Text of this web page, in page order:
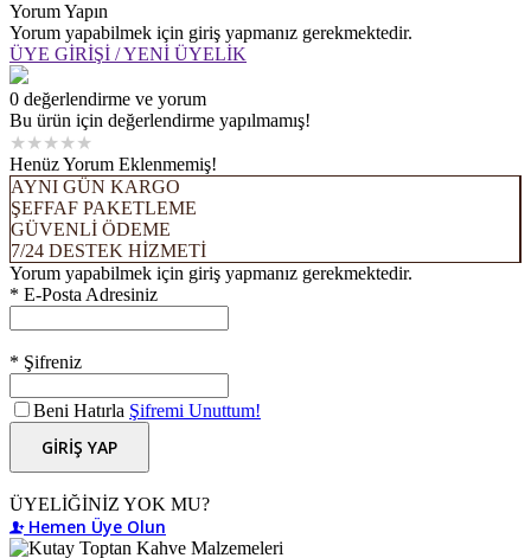
Yorum Yapın
Yorum yapabilmek için giriş yapmanız gerekmektedir.
ÜYE GİRİŞİ / YENİ ÜYELİK
0 değerlendirme ve yorum
Bu ürün için değerlendirme yapılmamış!
★★★★★
Henüz Yorum Eklenmemiş!
AYNI GÜN KARGO
ŞEFFAF PAKETLEME
GÜVENLİ ÖDEME
7/24 DESTEK HİZMETİ
Yorum yapabilmek için giriş yapmanız gerekmektedir.
* E-Posta Adresiniz
* Şifreniz
Beni Hatırla Şifremi Unuttum!
GİRİŞ YAP
ÜYELİĞİNİZ YOK MU?
Hemen Üye Olun